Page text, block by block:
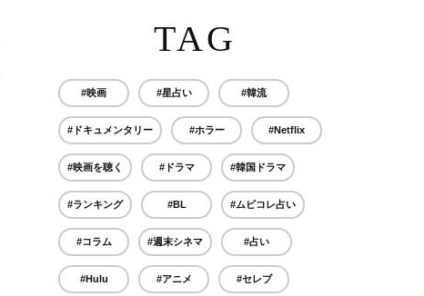
TAG
#映画 #星占い #韓流
#ドキュメンタリー #ホラー #Netflix
#映画を聴く #ドラマ #韓国ドラマ
#ランキング #BL #ムビコレ占い
#コラム #週末シネマ #占い
#Hulu #アニメ #セレブ